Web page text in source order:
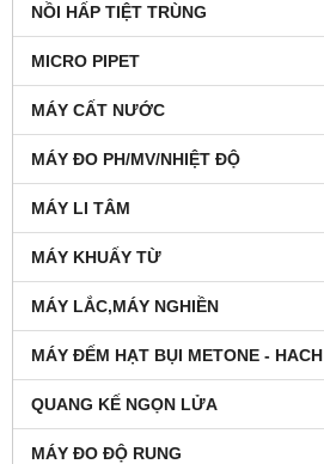
NỒI HẤP TIỆT TRÙNG
MICRO PIPET
MÁY CẤT NƯỚC
MÁY ĐO PH/MV/NHIỆT ĐỘ
MÁY LI TÂM
MÁY KHUẤY TỪ
MÁY LẮC,MÁY NGHIỀN
MÁY ĐẾM HẠT BỤI METONE - HACH
QUANG KẾ NGỌN LỬA
MÁY ĐO ĐỘ RUNG